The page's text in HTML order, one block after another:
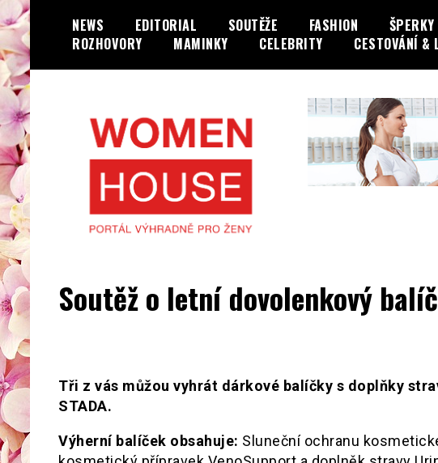
Skip
to
content
NEWS EDITORIAL SOUTĚŽE FASHION
ROZHOVORY
MAMINKY CELEBRITY CESTOVÁNÍ &
WOMENHOUSE.cz
Soutěž o letní dovolenkový
Tři z vás můžou vyhrát dárkové balíčky s doplňky
STADA.
Výherní balíček obsahuje: Sluneční ochranu